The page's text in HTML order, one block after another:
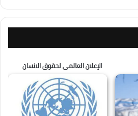
الإعلان العالمى لحقوق الانسان